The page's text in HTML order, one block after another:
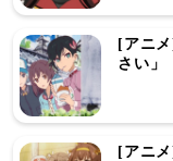
[アニ
さい」
[アニ